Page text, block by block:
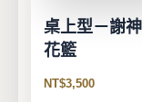
桌上型－謝
花籃
NT$3,500